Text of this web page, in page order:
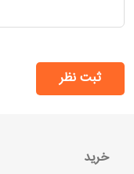
ثبت نظر
خرید